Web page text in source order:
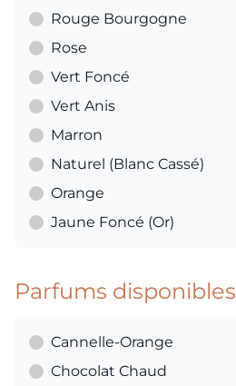
Rouge Bourgogne
Rose
Vert Foncé
Vert Anis
Marron
Naturel (Blanc Cassé)
Orange
Jaune Foncé (Or)
Parfums disponibles
Cannelle-Orange
Chocolat Chaud